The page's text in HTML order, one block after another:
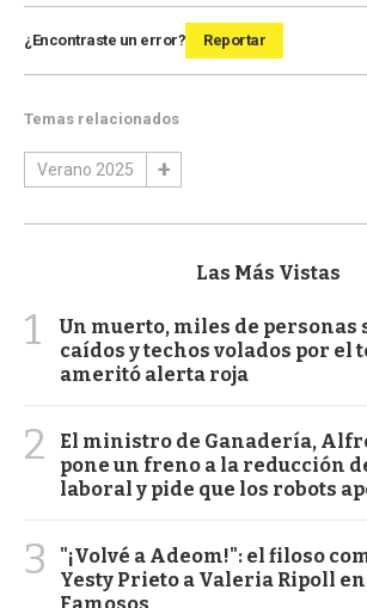
¿Encontraste un error? Reportar
Temas relacionados
Verano 2025
Las Más Vistas
1
Un muerto, miles de personas
caídos y techos volados por el
ameritó alerta roja
2
El ministro de Ganadería,
pone un freno a la reducción
laboral y pide que los robots
3
"¡Volvé a Adeom!": el filoso
Yesty Prieto a Valeria Ripoll